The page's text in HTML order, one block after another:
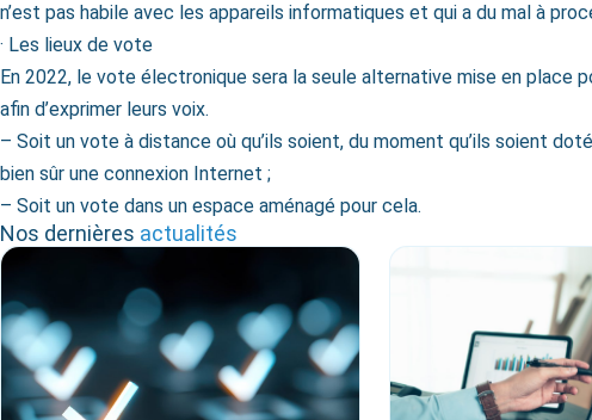
n’est pas habile avec les appareils informatiques et qui a du mal à
· Les lieux de vote
En 2022, le vote électronique sera la seule alternative mise en place
afin d’exprimer leurs voix.
– Soit un vote à distance où qu’ils soient, du moment qu’ils soient
bien sûr une connexion Internet ;
– Soit un vote dans un espace aménagé pour cela.
Nos dernières actualités